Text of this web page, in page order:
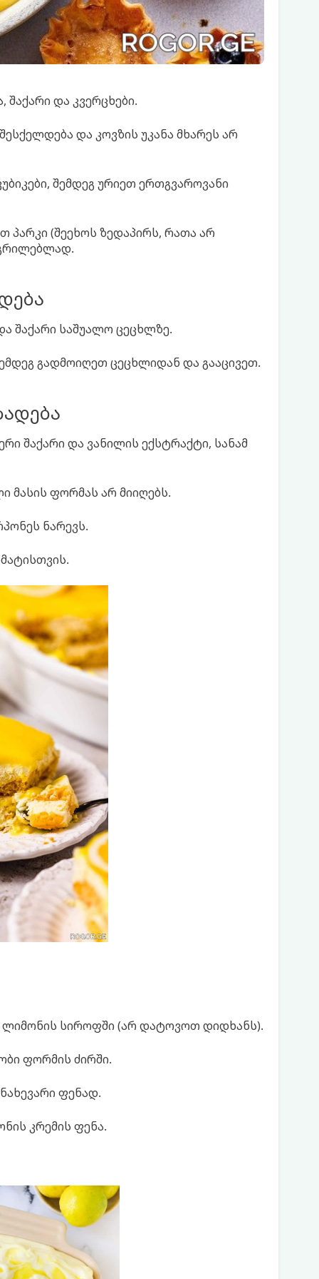
და კვერცხები.
და კოვზის უკანა მხარეს არ
შემდეგ ურიეთ ერთგვაროვანი
პარკი (შეეხოს ზედაპირს, რათა არ
შაქარი საშუალო ცეცხლზე.
გადმოიღეთ ცეცხლიდან და გააცივეთ.
შაქარი და ვანილის ექსტრაქტი, სანამ
მასის ფორმას არ მიიღებს.
ნარევს.
სიროფში (არ დატოვოთ დიდხანს).
ფორმის ძირში.
ფენად.
კრემის ფენა.